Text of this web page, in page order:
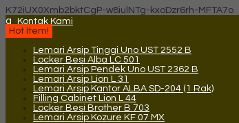
K72iUX0Xmb2bktCgP-w8iulNTg-kxoDzr6rh-MFTA7o
q
Kontak Kami
Hot Item!
Lemari Arsip Tinggi Uno UST 2552 B
Locker Besi Alba LC 501
Lemari Arsip Pendek Uno UST 2362 B
Lemari Arsip Lion L 31
Lemari Arsip Kantor ALBA SD-204 (1 Rak)
Filling Cabinet Lion L 44
Locker Besi Brother B 703
Lemari Arsip Kozure KF 07 MX